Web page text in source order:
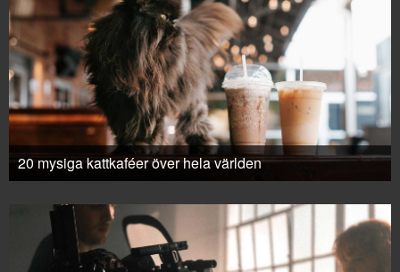
20 mysiga kattkaféer över hela världen